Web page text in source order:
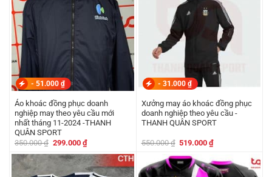
- 51.000 ₫
Áo khoác đồng phục doanh
nghiệp may theo yêu cầu mới
nhất tháng 11-2024 -THANH
QUÂN SPORT
350.000₫ Giá
là:
350.000 ₫.
299.000 ₫Giá
hiện
tại
là:
299.000 ₫.
- 31.000 ₫
Xưởng may áo khoác đồng phục
doanh nghiệp theo yêu cầu -
THANH QUÂN SPORT
550.000₫ Giá
là:
550.000 ₫.
519.000₫Giá
là:
519.000 ₫.